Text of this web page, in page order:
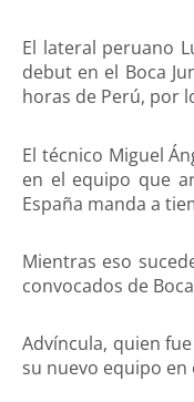
El lateral peruano
debut en el Boca
horas de Perú, por
El técnico Miguel
en el equipo que
España manda a
Mientras eso
convocados de
Advíncula, quien
su nuevo equipo en